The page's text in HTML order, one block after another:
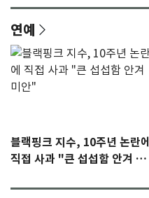
연예
블랙핑크 지수, 10주년 논란에
직접 사과 "큰 섭섭함 안겨 미